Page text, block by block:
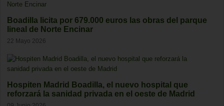
Boadilla licita por 679.000 euros las obras del parque
lineal de Norte Encinar
22 Mayo 2026
Hospiten Madrid Boadilla, el nuevo hospital que
reforzará la sanidad privada en el oeste de Madrid